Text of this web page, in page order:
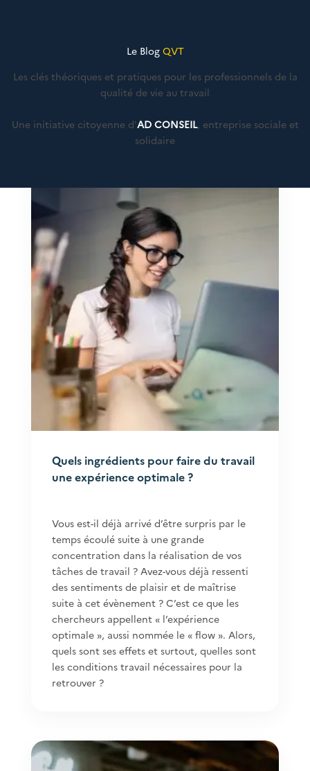
Le Blog QVT
Les clés théoriques et pratiques pour les professionnels de la
qualité de vie au travail
Une initiative citoyenne d'AD CONSEIL, entreprise sociale et
solidaire
Quels ingrédients pour faire du travail
une expérience optimale ?
Vous est-il déjà arrivé d’être surpris par le
temps écoulé suite à une grande
concentration dans la réalisation de vos
tâches de travail ? Avez-vous déjà ressenti
des sentiments de plaisir et de maîtrise
suite à cet évènement ? C’est ce que les
chercheurs appellent « l’expérience
optimale », aussi nommée le « flow ». Alors,
quels sont ses effets et surtout, quelles sont
les conditions travail nécessaires pour la
retrouver ?